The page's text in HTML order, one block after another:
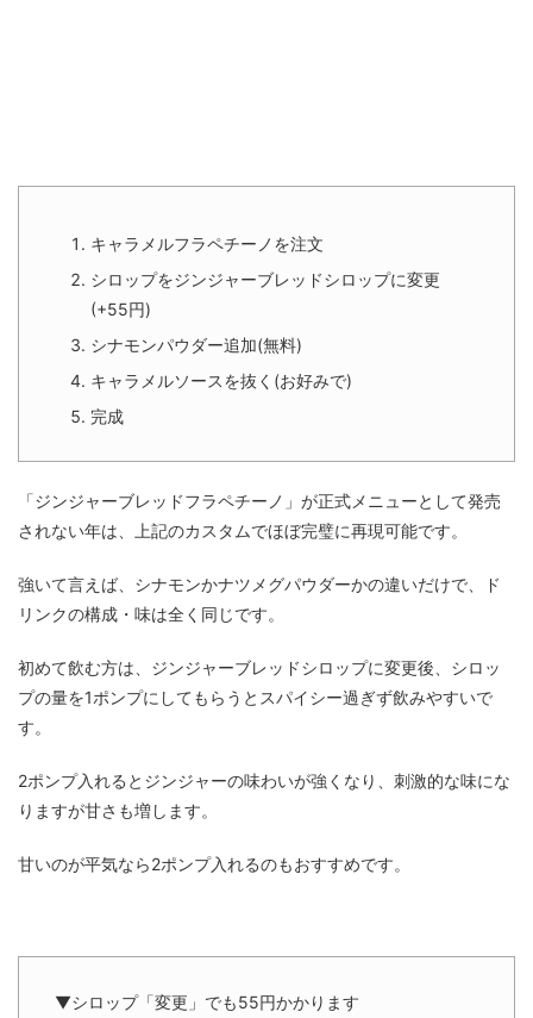
キャラメルフラペチーノを注文
シロップをジンジャーブレッドシロップに変更
(+55円)
シナモンパウダー追加(無料)
キャラメルソースを抜く(お好みで)
完成
「ジンジャーブレッドフラペチーノ」が正式メニューとして発売
されない年は、上記のカスタムでほぼ完璧に再現可能です。
強いて言えば、シナモンかナツメグパウダーかの違いだけで、ド
リンクの構成・味は全く同じです。
初めて飲む方は、ジンジャーブレッドシロップに変更後、シロッ
プの量を1ポンプにしてもらうとスパイシー過ぎず飲みやすいで
す。
2ポンプ入れるとジンジャーの味わいが強くなり、刺激的な味にな
りますが甘さも増します。
甘いのが平気なら2ポンプ入れるのもおすすめです。
▼シロップ「変更」でも55円かかります